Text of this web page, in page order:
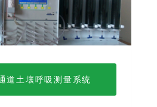
道土壤呼吸测量系统